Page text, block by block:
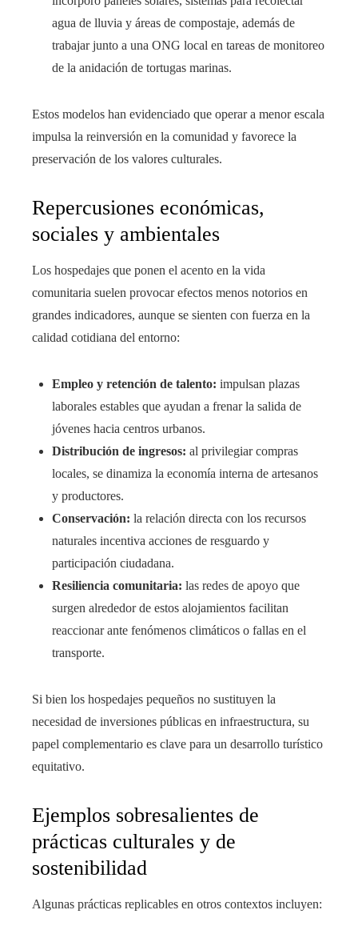
agua de lluvia y áreas de compostaje, además de
trabajar junto a una ONG local en tareas de monitoreo
de la anidación de tortugas marinas.
Estos modelos han evidenciado que operar a menor escala
impulsa la reinversión en la comunidad y favorece la
preservación de los valores culturales.
Repercusiones económicas,
sociales y ambientales
Los hospedajes que ponen el acento en la vida
comunitaria suelen provocar efectos menos notorios en
grandes indicadores, aunque se sienten con fuerza en la
calidad cotidiana del entorno:
Empleo y retención de talento: impulsan plazas
laborales estables que ayudan a frenar la salida de
jóvenes hacia centros urbanos.
Distribución de ingresos: al privilegiar compras
locales, se dinamiza la economía interna de artesanos
y productores.
Conservación: la relación directa con los recursos
naturales incentiva acciones de resguardo y
participación ciudadana.
Resiliencia comunitaria: las redes de apoyo que
surgen alrededor de estos alojamientos facilitan
reaccionar ante fenómenos climáticos o fallas en el
transporte.
Si bien los hospedajes pequeños no sustituyen la
necesidad de inversiones públicas en infraestructura, su
papel complementario es clave para un desarrollo turístico
equitativo.
Ejemplos sobresalientes de
prácticas culturales y de
sostenibilidad
Algunas prácticas replicables en otros contextos incluyen: